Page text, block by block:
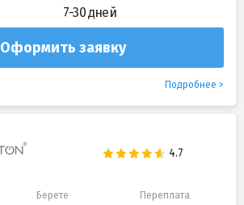
7-30 дней
Оформить заявку
Подробнее
Берете Переплата